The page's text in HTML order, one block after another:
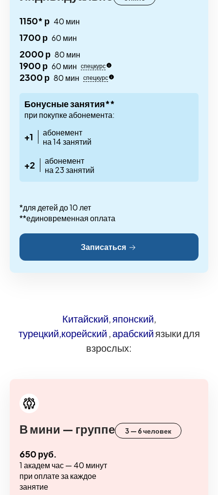
1150* р 40 мин
1700 р 60 мин
2000 р 80 мин
1900 р 60 мин спецкурс
2300 р 80 мин спецкурс
Бонусные занятия**
при покупке абонемента:
+1
абонемент
на 14 занятий
+2
абонемент
на 23 занятий
*для детей до 10 лет
**единовременная оплата
Записаться
Китайский, японский,
турецкий,корейский ,арабский языки для
взрослых:
В мини — группе 3 — 6 человек
650 руб.
1 академ час — 40 минут
при оплате за каждое
занятие